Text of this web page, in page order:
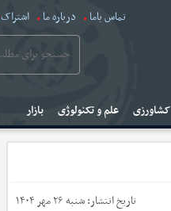
تماس باما درباره ما اشتراک
کشاورزی علم و تکنولوژی بازار
تاریخ انتشار:شنبه ۲۶ مهر ۱۴۰۴